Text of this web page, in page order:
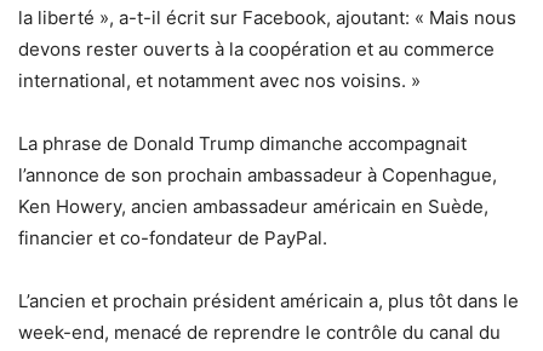
la liberté », a-t-il écrit sur Facebook, ajoutant: « Mais nous
devons rester ouverts à la coopération et au commerce
international, et notamment avec nos voisins. »
La phrase de Donald Trump dimanche accompagnait
l’annonce de son prochain ambassadeur à Copenhague,
Ken Howery, ancien ambassadeur américain en Suède,
financier et co-fondateur de PayPal.
L’ancien et prochain président américain a, plus tôt dans le
week-end, menacé de reprendre le contrôle du canal du